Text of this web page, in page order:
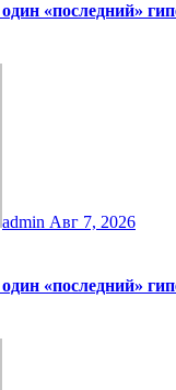
«последний»
admin Авг 7, 2026
«последний»